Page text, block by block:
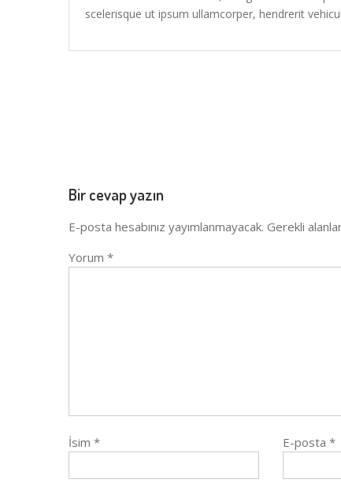
scelerisque ut ipsum ullamcorper, hendrerit
Bir cevap yazın
E-posta hesabınız yayımlanmayacak. Gerekli
Yorum *
İsim * E-posta *